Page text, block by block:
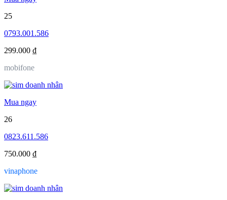
25
0793.001.586
299.000 ₫
mobifone
Mua ngay
26
0823.611.586
750.000 ₫
vinaphone